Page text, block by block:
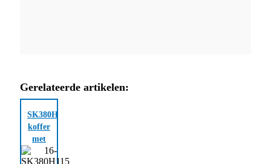
Gerelateerde artikelen:
SK380H115
koffer
met
plukschuim